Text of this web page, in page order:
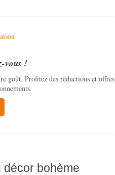
vous !
goût. Profitez des réductions et offres
décor bohème